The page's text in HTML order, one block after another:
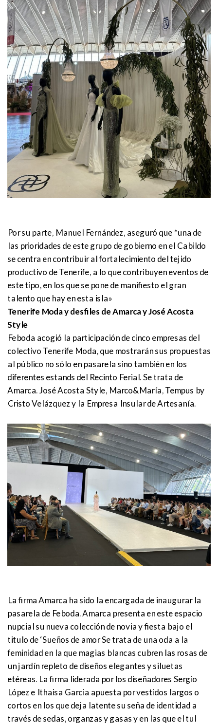
Por su parte, Manuel Fernández, aseguró que *una de
las prioridades de este grupo de gobierno en el Cabildo
se centra en contribuir al fortalecimiento del tejido
productivo de Tenerife, a lo que contribuyen eventos de
este tipo, en los que se pone de manifiesto el gran
talento que hay en esta isla»
Tenerife Moda y desfiles de Amarca y José Acosta
Style
Feboda acogió la participación de cinco empresas del
colectivo Tenerife Moda, que mostrarán sus propuestas
al público no sólo en pasarela sino también en los
diferentes estands del Recinto Ferial. Se trata de
Amarca. José Acosta Style, Marco&María, Tempus by
Cristo Velázquez y la Empresa Insular de Artesanía.
La firma Amarca ha sido la encargada de inaugurar la
pasarela de Feboda. Amarca presenta en este espacio
nupcial su nueva colección de novia y fiesta bajo el
titulo de ‘Sueños de amor Se trata de una oda a la
feminidad en la que magias blancas cubren las rosas de
un jardín repleto de diseños elegantes y siluetas
etéreas. La firma liderada por los diseñadores Sergio
López e Ithaisa Garcia apuesta por vestidos largos o
cortos en los que deja latente su seña de identidad a
través de sedas, organzas y gasas y en las que el tul